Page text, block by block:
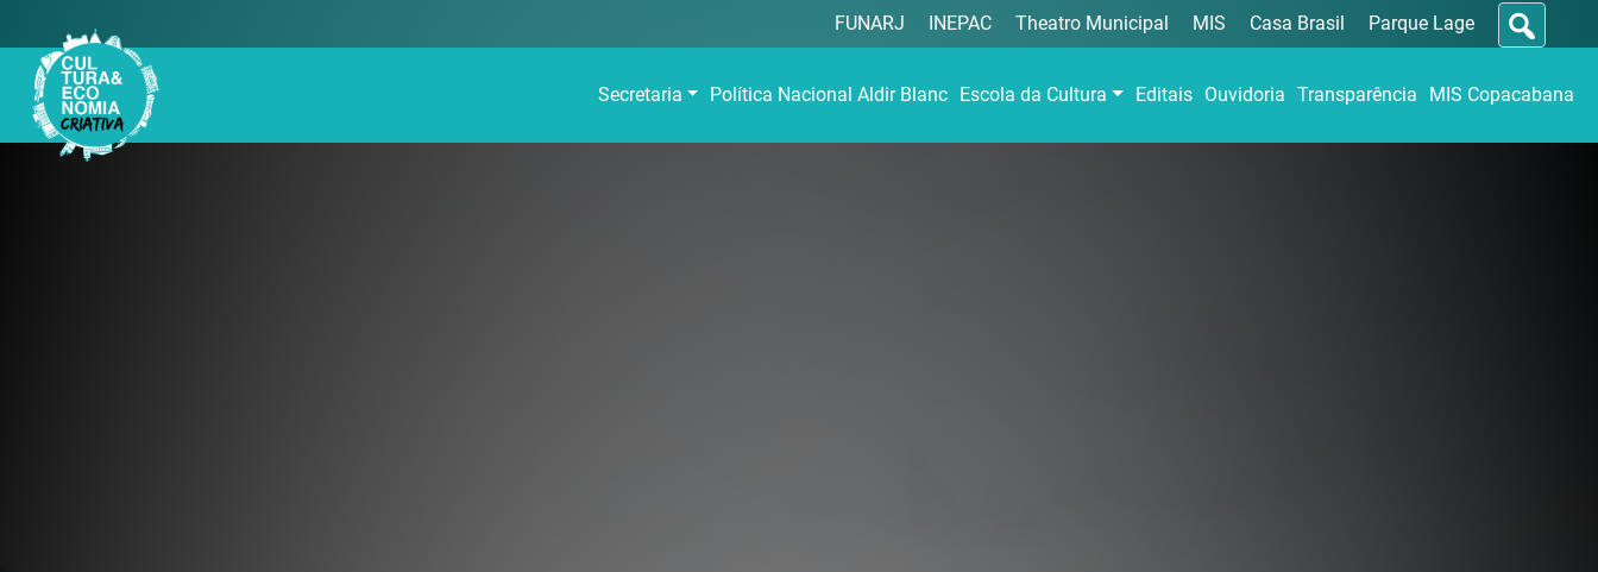
FUNARJ INEPAC Theatro Municipal MIS Casa Brasil Parque Lage
Secretaria Política Nacional Aldir Blanc Escola da Cultura Editais Ouvidoria Transparência MIS Copacabana